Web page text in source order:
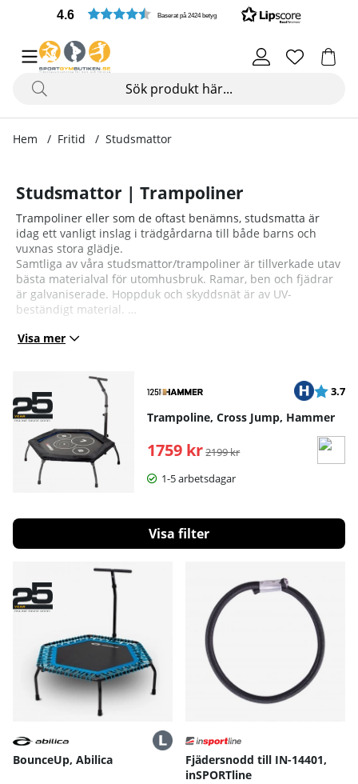
4.6 Baserat på 2424 betyg
Hem Fritid Studsmattor
Studsmattor | Trampoliner
Trampoliner eller som de oftast benämns, studsmatta är
idag ett vanligt inslag i trädgårdarna till både barns och
vuxnas stora glädje.
Samtliga av våra studsmattor/trampoliner är tillverkade utav
bästa materialval för utomhusbruk. Ramar, ben och fjädrar
är galvaniserade. Hoppduk och skyddsnät är av UV-
beständigt material.
Alla studsmattor levereras med säkerhetsnät och vadderat
Visa mer
Betyg:
3.7
Trampoline, Cross Jump, Hammer
1759 kr Ordinarie pris:
2199 kr
1-5 arbetsdagar
Filtrera
BounceUp, Abilica
Fjädersnodd till IN-14401,
inSPORTline